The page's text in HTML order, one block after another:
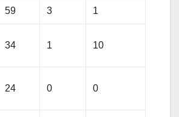
59 3 1
34 1 10
24 0 0